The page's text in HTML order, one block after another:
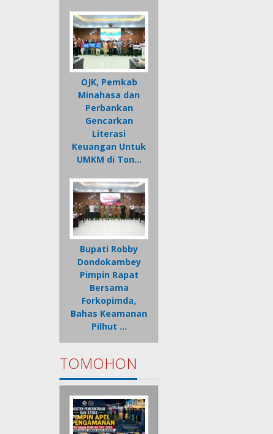
OJK, Pemkab
Minahasa dan
Perbankan
Gencarkan
Literasi
Keuangan Untuk
UMKM di Ton…
Bupati Robby
Dondokambey
Pimpin Rapat
Bersama
Forkopimda,
Bahas Keamanan
Pilhut …
TOMOHON